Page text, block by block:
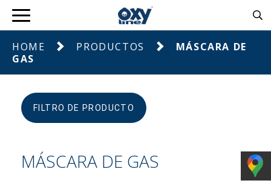
HOME PRODUCTOS
MÁSCARA DE
GAS
FILTRO DE PRODUCTO
MÁSCARA DE GAS